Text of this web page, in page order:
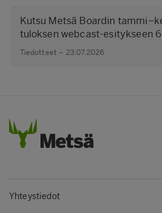
Kutsu Metsä Boardin
tuloksen webcast-esitykseen
Tiedotteet – 23.07.2026
Yhteystiedot